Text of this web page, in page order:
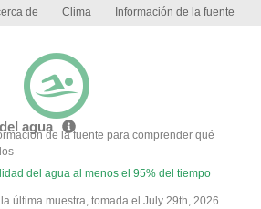
de Clima Información de la fuente
aguade la fuente para comprender qué
del agua al menos el 95% del tiempo
última muestra, tomada el July 29th, 2026